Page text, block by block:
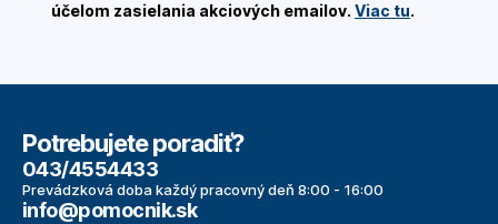
účelom zasielania akciových emailov. Viac tu.
Potrebujete poradiť?
043/4554433
Prevádzková doba každý pracovný deň 8:00 - 16:00
info@pomocnik.sk